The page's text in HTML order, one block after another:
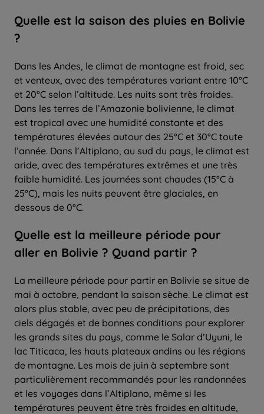
Quelle est la saison des pluies en Bolivie
?
Dans les Andes, le climat de montagne est froid, sec
et venteux, avec des températures variant entre 10°C
et 20°C selon l’altitude. Les nuits sont très froides.
Dans les terres de l’Amazonie bolivienne, le climat
est tropical avec une humidité constante et des
températures élevées autour des 25°C et 30°C toute
l’année. Dans l’Altiplano, au sud du pays, le climat est
aride, avec des températures extrêmes et une très
faible humidité. Les journées sont chaudes (15°C à
25°C), mais les nuits peuvent être glaciales, en
dessous de 0°C.
Quelle est la meilleure période pour
aller en Bolivie ? Quand partir ?
La meilleure période pour partir en Bolivie se situe de
mai à octobre, pendant la saison sèche. Le climat est
alors plus stable, avec peu de précipitations, des
ciels dégagés et de bonnes conditions pour explorer
les grands sites du pays, comme le Salar d’Uyuni, le
lac Titicaca, les hauts plateaux andins ou les régions
de montagne. Les mois de juin à septembre sont
particulièrement recommandés pour les randonnées
et les voyages dans l’Altiplano, même si les
températures peuvent être très froides en altitude,